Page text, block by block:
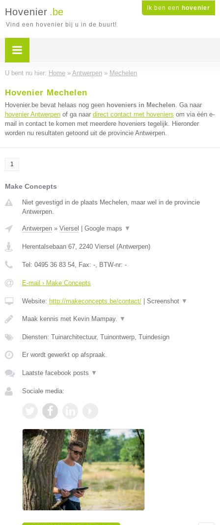
Ik ben een hovenier
Hovenier .be
Vind een hovenier bij u in de buurt!
U bent nu hier: Home » Antwerpen » Mechelen
Hovenier Mechelen
Hovenier.be bevat helaas nog geen hoveniers in Mechelen. Ga naar
hovenier Antwerpen of ga naar direct contact met hoveniers om via één e-
mail in contact te komen met meerdere hoveniers tegelijk. Hieronder
worden nu resultaten getoond uit de provincie Antwerpen.
1
Make Concepts
Niet gevestigd in de plaats Mechelen, maar wel in de provincie
Antwerpen.
Antwerpen » Viersel Google maps ▼
Herentalsebaan 67, 2240 Viersel (Antwerpen)
Tel: 0495 36 83 54, Fax: -, BTW-nr: -
E-mail › Make Concepts
Website: http://makeconcepts.be/contact/ Screenshot ▼
Maak kennis met Kevin Mampay. ▼
Diensten: Tuinarchitectuur, Tuinontwerp, Tuindesign
Er wordt gewerkt op afspraak.
Laatste facebook posts ▼
Sociale media: